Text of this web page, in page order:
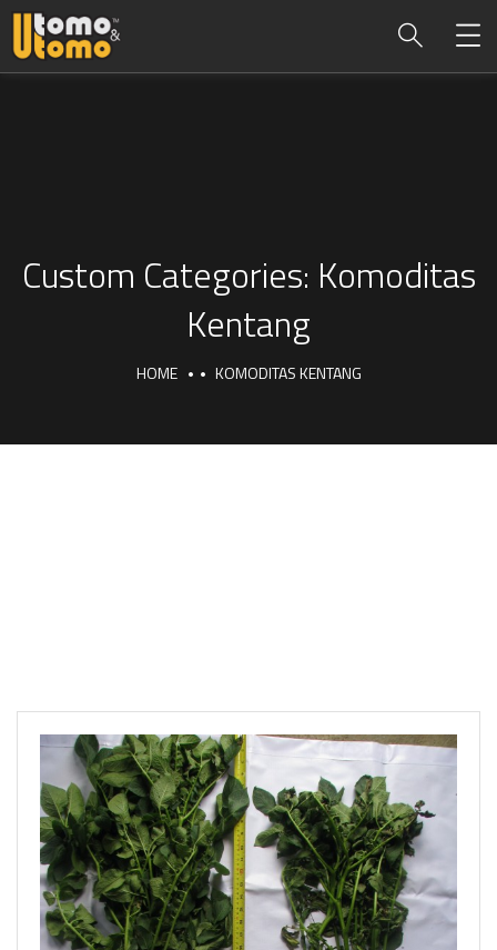
Custom Categories: Komoditas
Kentang
HOME KOMODITAS KENTANG